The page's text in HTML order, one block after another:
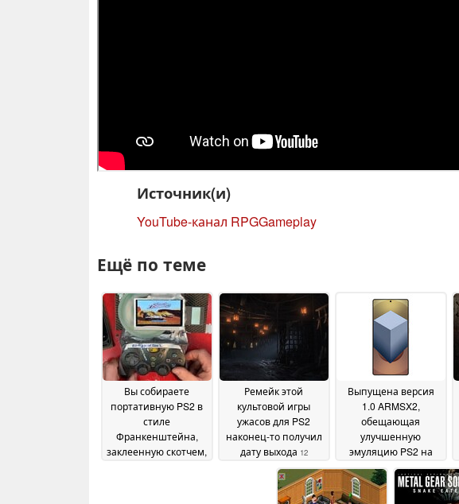
Источник(и)
YouTube-канал RPGGameplay
Ещё по теме
Вы собираете
портативную PS2 в
стиле
Франкенштейна,
заклеенную скотчем,
Ремейк этой
культовой игры
ужасов для PS2
наконец-то получил
дату выхода 12
November 2025
Выпущена версия
1.0 ARMSX2,
обещающая
улучшенную
эмуляцию PS2 на
устройствах ARM,
Android27 October 2025